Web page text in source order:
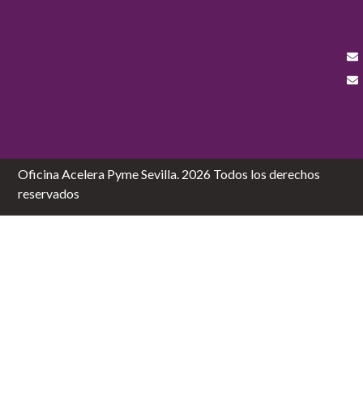
Oficina Acelera Pyme Sevilla. 2026 Todos los derechos
reservados